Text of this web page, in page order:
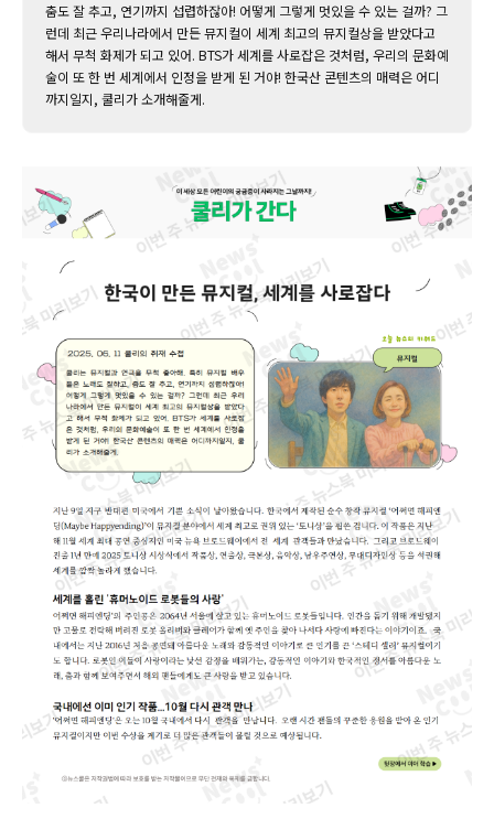
춤도 잘 추고, 연기까지 섭렵하잖아! 어떻게 그렇게 멋있을 수 있는 걸까? 그
런데 최근 우리나라에서 만든 뮤지컬이 세계 최고의 뮤지컬상을 받았다고
해서 무척 화제가 되고 있어. BTS가 세계를 사로잡은 것처럼, 우리의 문화예
술이 또 한 번 세계에서 인정을 받게 된 거야! 한국산 콘텐츠의 매력은 어디
까지일지, 쿨리가 소개해줄게.